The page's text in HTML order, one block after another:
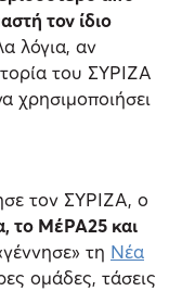
τον ίδιο
λόγια, αν
του ΣΥΡΙΖΑ
χρησιμοποιήσει
τον ΣΥΡΙΖΑ, ο
το ΜέΡΑ25 και
τη Νέα
ομάδες, τάσεις